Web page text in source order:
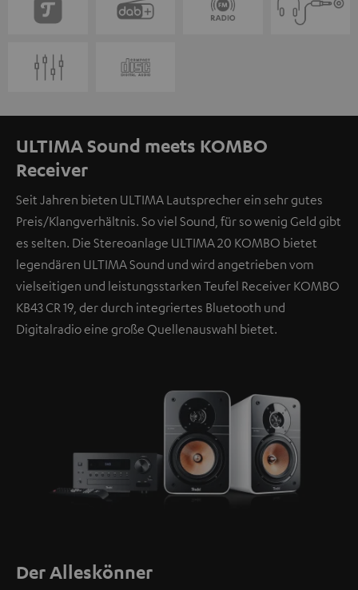
ULTIMA Sound meets KOMBO
Receiver
Seit Jahren bieten ULTIMA Lautsprecher ein sehr gutes
Preis/Klangverhältnis. So viel Sound, für so wenig Geld gibt
es selten. Die Stereoanlage ULTIMA 20 KOMBO bietet
legendären ULTIMA Sound und wird angetrieben vom
vielseitigen und leistungsstarken Teufel Receiver KOMBO
KB43 CR 19, der durch integriertes Bluetooth und
Digitalradio eine große Quellenauswahl bietet.
Der Alleskönner